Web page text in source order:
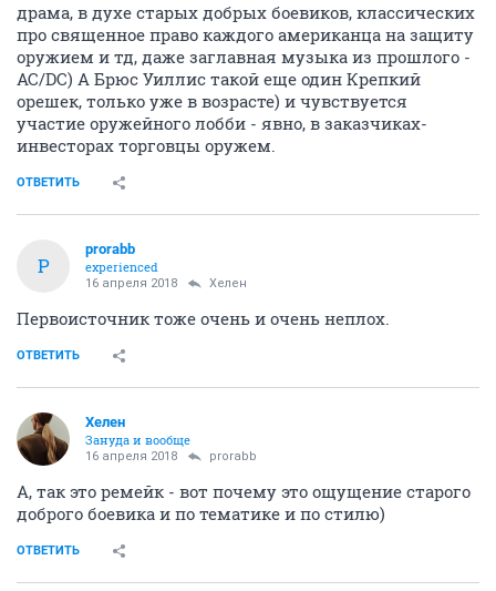
драма, в духе старых добрых боевиков, классических
про священное право каждого американца на защиту
оружием и тд, даже заглавная музыка из прошлого -
AC/DC) А Брюс Уиллис такой еще один Крепкий
орешек, только уже в возрасте) и чувствуется
участие оружейного лобби - явно, в заказчиках-
инвесторах торговцы оружем.
ОТВЕТИТЬ
P
prorabb
experienced
16 апреля 2018 Хелен
Первоисточник тоже очень и очень неплох.
ОТВЕТИТЬ
Хелен
Зануда и вообще
16 апреля 2018 prorabb
А, так это ремейк - вот почему это ощущение старого
доброго боевика и по тематике и по стилю)
ОТВЕТИТЬ